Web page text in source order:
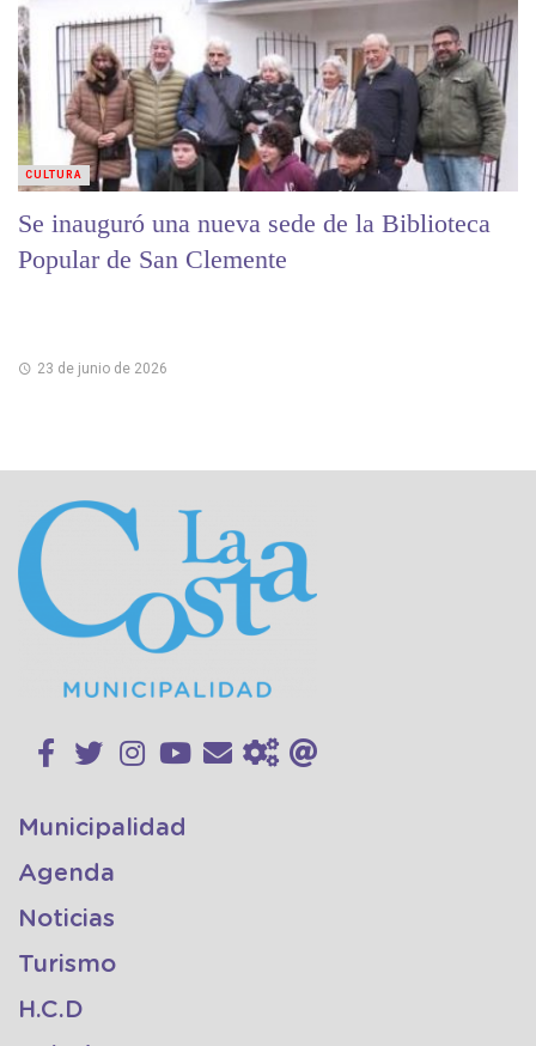
Se inauguró una nueva sede de la Biblioteca
Popular de San Clemente
23 de junio de 2026
CULTURA
Municipalidad
Agenda
Noticias
Turismo
H.C.D